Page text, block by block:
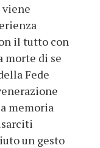
il tutto con
morte di se
Fede
memoria
un gesto